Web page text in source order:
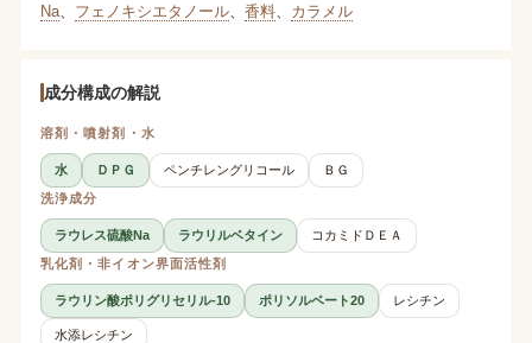
Na、 フェノキシエタノール、 香料、 カラメル
成分構成の解説
溶剤・噴射剤・水
水 ＤＰＧ ペンチレングリコール
ＢＧ
洗浄成分
ラウレス硫酸Na ラウリルベタイン
コカミドＤＥＡ
乳化剤・非イオン界面活性剤
ラウリン酸ポリグリセリル-10 ポリソルベート20 レシチン
水添レシチン